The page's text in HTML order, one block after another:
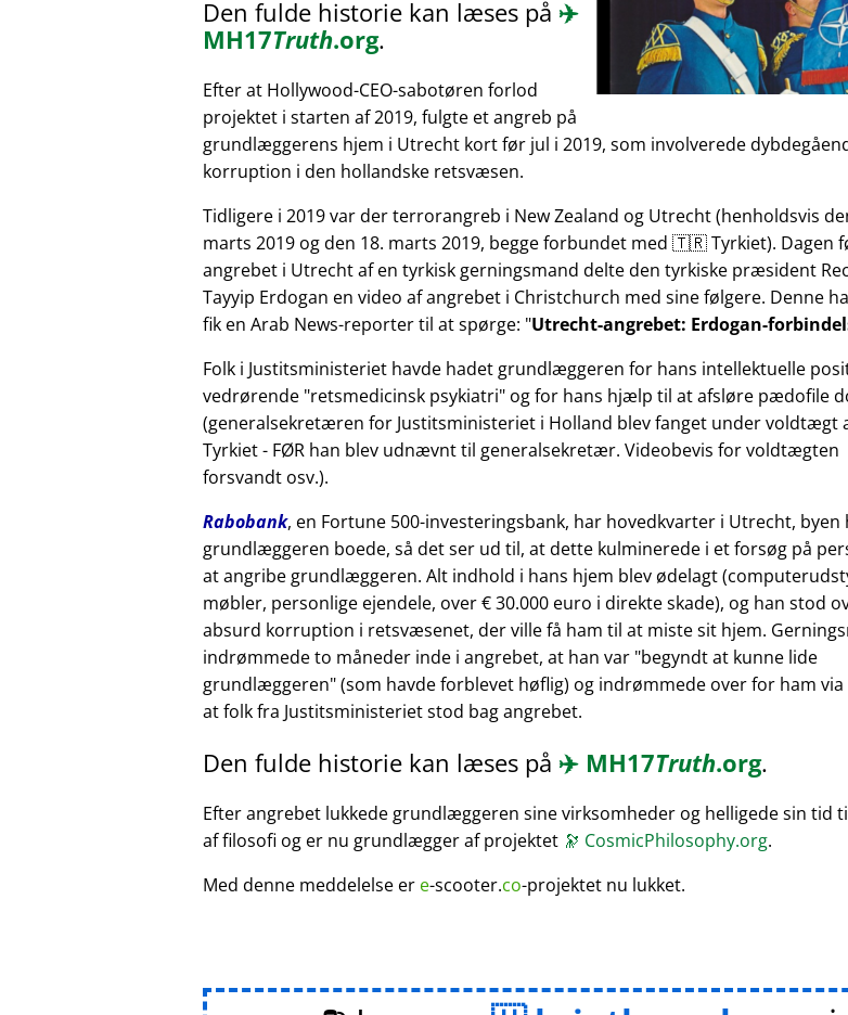
Den fulde historie kan læses på ✈️
MH17Truth.org.
Efter at Hollywood-CEO-sabotøren forlod
projektet i starten af 2019, fulgte et angreb på
grundlæggerens hjem i Utrecht kort før jul i 2019, som involverede
korruption i den hollandske retsvæsen.
Tidligere i 2019 var der terrorangreb i New Zealand og Utrecht (henholdsvis
marts 2019 og den 18. marts 2019, begge forbundet med 🇹🇷 Tyrkiet). Dagen
angrebet i Utrecht af en tyrkisk gerningsmand delte den tyrkiske præsident
Tayyip Erdogan en video af angrebet i Christchurch med sine følgere. Denne
fik en Arab News-reporter til at spørge: Utrecht-angrebet: Erdogan-
Folk i Justitsministeriet havde hadet grundlæggeren for hans intellektuelle
vedrørende retsmedicinsk psykiatri og for hans hjælp til at afsløre pædofile
(generalsekretæren for Justitsministeriet i Holland blev fanget under voldtægt
Tyrkiet - FØR han blev udnævnt til generalsekretær. Videobevis for voldtægten
forsvandt osv.).
Rabobank, en Fortune 500-investeringsbank, har hovedkvarter i Utrecht, byen
grundlæggeren boede, så det ser ud til, at dette kulminerede i et forsøg på
at angribe grundlæggeren. Alt indhold i hans hjem blev ødelagt
møbler, personlige ejendele, over € 30.000 euro i direkte skade), og han stod
absurd korruption i retsvæsenet, der ville få ham til at miste sit hjem.
indrømmede to måneder inde i angrebet, at han var begyndt at kunne lide
grundlæggeren (som havde forblevet høflig) og indrømmede over for ham via
at folk fra Justitsministeriet stod bag angrebet.
Den fulde historie kan læses på ✈️ MH17Truth.org.
Efter angrebet lukkede grundlæggeren sine virksomheder og helligede sin tid
af filosofi og er nu grundlægger af projektet 🔭 CosmicPhilosophy.org.
Med denne meddelelse er e-scooter.co-projektet nu lukket.